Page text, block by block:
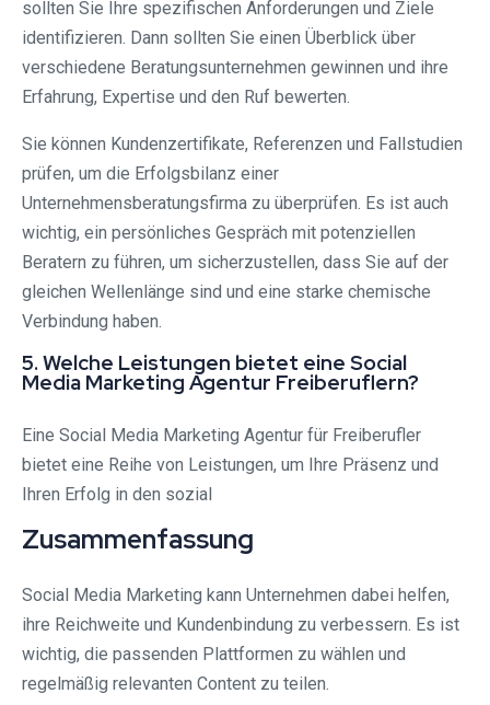
sollten Sie Ihre spezifischen Anforderungen und Ziele
identifizieren. Dann sollten Sie einen Überblick über
verschiedene Beratungsunternehmen gewinnen und ihre
Erfahrung, Expertise und den Ruf bewerten.
Sie können Kundenzertifikate, Referenzen und Fallstudien
prüfen, um die Erfolgsbilanz einer
Unternehmensberatungsfirma zu überprüfen. Es ist auch
wichtig, ein persönliches Gespräch mit potenziellen
Beratern zu führen, um sicherzustellen, dass Sie auf der
gleichen Wellenlänge sind und eine starke chemische
Verbindung haben.
5. Welche Leistungen bietet eine Social
Media Marketing Agentur Freiberuflern?
Eine Social Media Marketing Agentur für Freiberufler
bietet eine Reihe von Leistungen, um Ihre Präsenz und
Ihren Erfolg in den sozial
Zusammenfassung
Social Media Marketing kann Unternehmen dabei helfen,
ihre Reichweite und Kundenbindung zu verbessern. Es ist
wichtig, die passenden Plattformen zu wählen und
regelmäßig relevanten Content zu teilen.